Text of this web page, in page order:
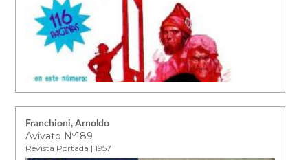
Franchioni, Arnoldo
Avivato Nº189
Revista Portada | 1957